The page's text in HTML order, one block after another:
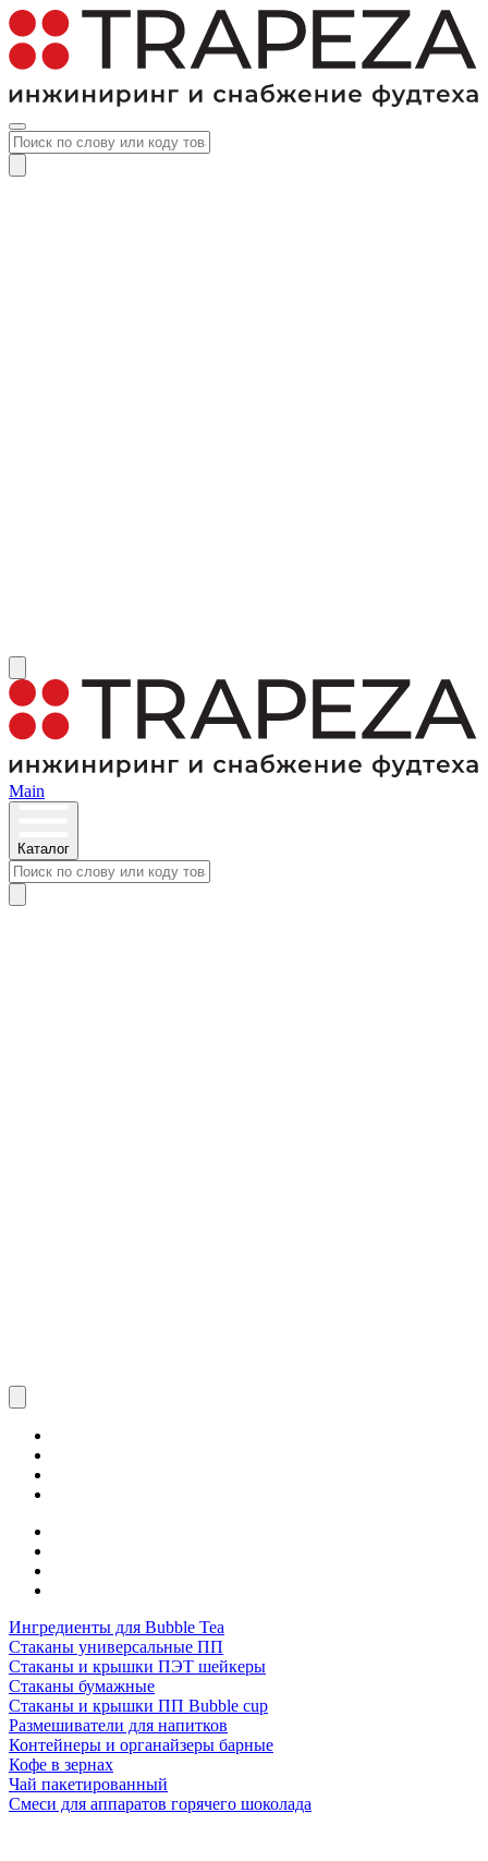
Main
Каталог
Ингредиенты для Bubble Tea
Стаканы универсальные ПП
Стаканы и крышки ПЭТ шейкеры
Стаканы бумажные
Стаканы и крышки ПП Bubble cup
Размешиватели для напитков
Контейнеры и органайзеры барные
Кофе в зернах
Чай пакетированный
Смеси для аппаратов горячего шоколада